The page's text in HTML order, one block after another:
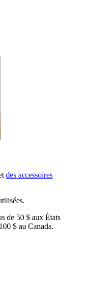
des accessoires
de 50 $ aux États
$ au Canada.